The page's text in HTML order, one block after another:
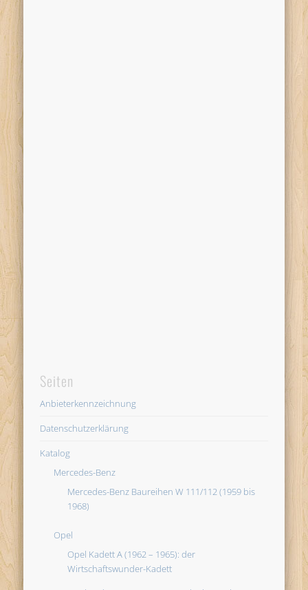
Seiten
Anbieterkennzeichnung
Datenschutzerklärung
Katalog
Mercedes-Benz
Mercedes-Benz Baureihen W 111/112 (1959 bis
1968)
Opel
Opel Kadett A (1962 – 1965): der
Wirtschaftswunder-Kadett